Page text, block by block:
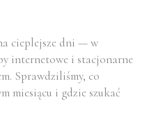
cieplejsze dni — w
internetowe i stacjonarne
Sprawdziliśmy, co
miesiącu i gdzie szukać